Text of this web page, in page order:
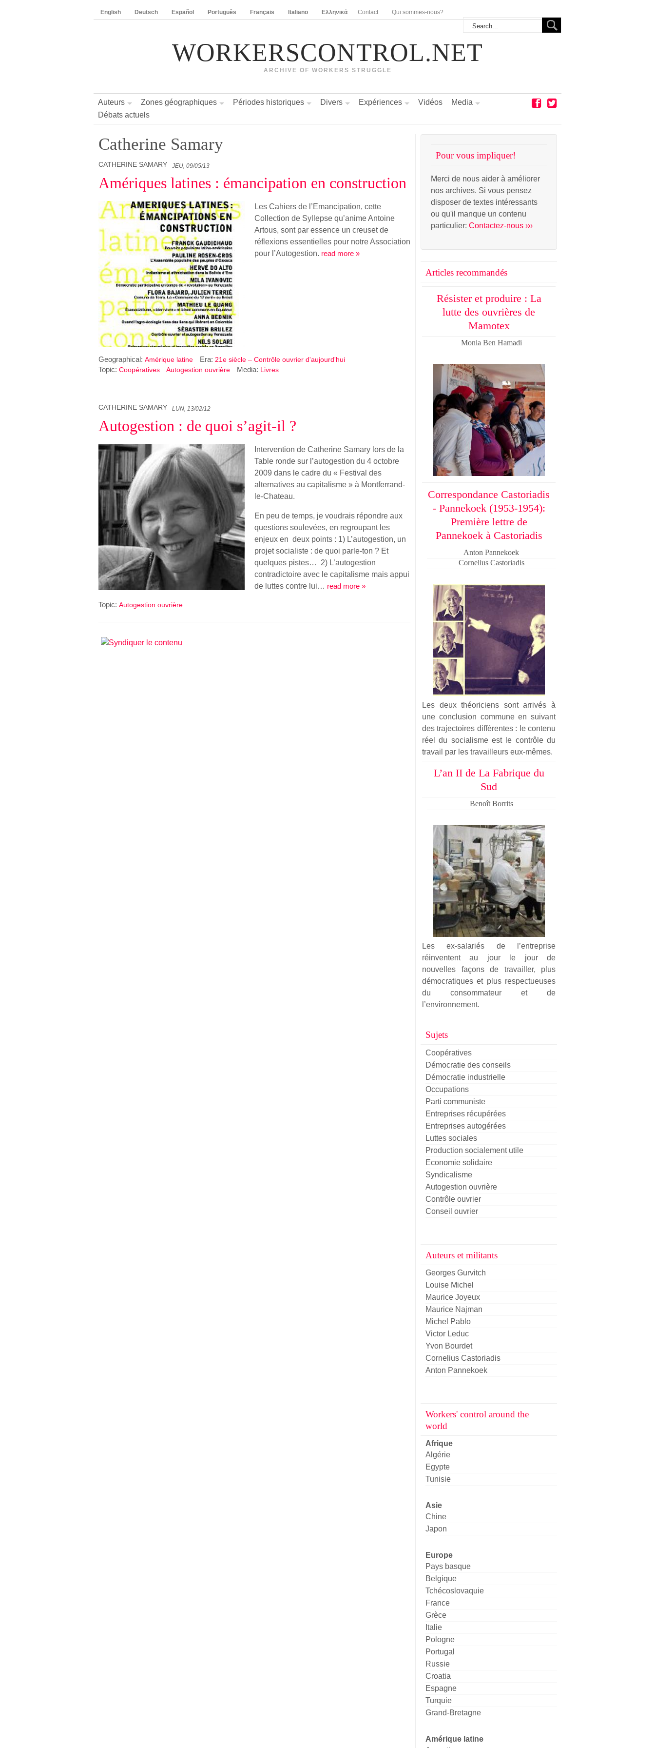
English Deutsch Español Português Français Italiano Ελληνικά Contact Qui sommes-nous?
WORKERSCONTROL.NET
ARCHIVE OF WORKERS STRUGGLE
Auteurs Zones géographiques Périodes historiques Divers Expériences Vidéos
Media
Débats actuels
Catherine Samary
CATHERINE SAMARY JEU, 09/05/13
Amériques latines : émancipation en construction
Les Cahiers de l’Emancipation, cette
Collection de Syllepse qu’anime Antoine
Artous, sont par essence un creuset de
réflexions essentielles pour notre Association
pour l’Autogestion. read more »
Geographical: Amérique latine Era: 21e siècle – Contrôle ouvrier d'aujourd'hui
Topic: Coopératives Autogestion ouvrière Media: Livres
CATHERINE SAMARY LUN, 13/02/12
Autogestion : de quoi s’agit-il ?
Intervention de Catherine Samary lors de la
Table ronde sur l’autogestion du 4 octobre
2009 dans le cadre du « Festival des
alternatives au capitalisme » à Montferrand-
le-Chateau.
En peu de temps, je voudrais répondre aux
questions soulevées, en regroupant les
enjeux en deux points : 1) L’autogestion, un
projet socialiste : de quoi parle-ton ? Et
quelques pistes… 2) L’autogestion
contradictoire avec le capitalisme mais appui
de luttes contre lui… read more »
Topic: Autogestion ouvrière
Pour vous impliquer!
Merci de nous aider à améliorer
nos archives. Si vous pensez
disposer de textes intéressants
ou qu'il manque un contenu
particulier: Contactez-nous ›››
Articles recommandés
Résister et produire : La
lutte des ouvrières de
Mamotex
Monia Ben Hamadi
Correspondance Castoriadis
- Pannekoek (1953-1954):
Première lettre de
Pannekoek à Castoriadis
Anton Pannekoek
Cornelius Castoriadis
Les deux théoriciens sont arrivés à
une conclusion commune en suivant
des trajectoires différentes : le contenu
réel du socialisme est le contrôle du
travail par les travailleurs eux-mêmes.
L’an II de La Fabrique du
Sud
Benoît Borrits
Les ex-salariés de l’entreprise
réinventent au jour le jour de
nouvelles façons de travailler, plus
démocratiques et plus respectueuses
du consommateur et de
l’environnement.
Sujets
Coopératives
Démocratie des conseils
Démocratie industrielle
Occupations
Parti communiste
Entreprises récupérées
Entreprises autogérées
Luttes sociales
Production socialement utile
Economie solidaire
Syndicalisme
Autogestion ouvrière
Contrôle ouvrier
Conseil ouvrier
Auteurs et militants
Georges Gurvitch
Louise Michel
Maurice Joyeux
Maurice Najman
Michel Pablo
Victor Leduc
Yvon Bourdet
Cornelius Castoriadis
Anton Pannekoek
Workers' control around the
world
Afrique
Algérie
Egypte
Tunisie
Asie
Chine
Japon
Europe
Pays basque
Belgique
Tchécoslovaquie
France
Grèce
Italie
Pologne
Portugal
Russie
Croatia
Espagne
Turquie
Grand-Bretagne
Amérique latine